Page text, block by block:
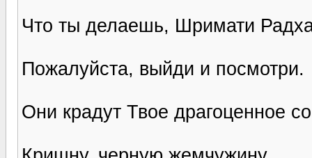
Что ты делаешь, Шримати
Пожалуйста, выйди и посмотри.
Они крадут Твое драгоценное